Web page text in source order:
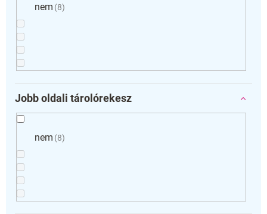
nem 8
Jobb oldali tárolórekesz
nem 8